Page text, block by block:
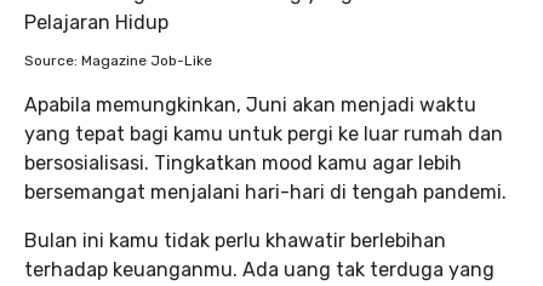
Source: Magazine Job-Like
Apabila memungkinkan, Juni akan menjadi waktu
yang tepat bagi kamu untuk pergi ke luar rumah dan
bersosialisasi. Tingkatkan mood kamu agar lebih
bersemangat menjalani hari-hari di tengah pandemi.
Bulan ini kamu tidak perlu khawatir berlebihan
terhadap keuanganmu. Ada uang tak terduga yang